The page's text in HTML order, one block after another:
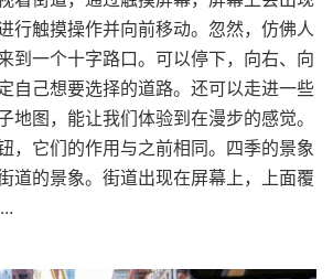
行触摸操作并向前移动。忽然，仿佛人
到一个十字路口。可以停下，向右、向
自己想要选择的道路。还可以走进一些
地图，能让我们体验到在漫步的感觉。
，它们的作用与之前相同。四季的景象
道的景象。街道出现在屏幕上，上面覆